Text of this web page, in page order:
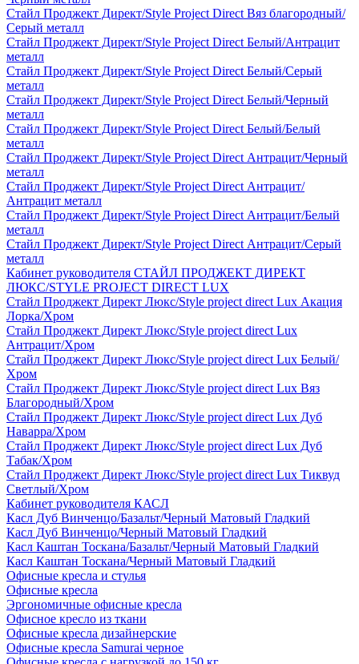
Стайл Проджект Директ/Style Project Direct Вяз благородный/
Серый металл
Стайл Проджект Директ/Style Project Direct Белый/Антрацит
металл
Стайл Проджект Директ/Style Project Direct Белый/Серый
металл
Стайл Проджект Директ/Style Project Direct Белый/Черный
металл
Стайл Проджект Директ/Style Project Direct Белый/Белый
металл
Стайл Проджект Директ/Style Project Direct Антрацит/Черный
металл
Стайл Проджект Директ/Style Project Direct Антрацит/
Антрацит металл
Стайл Проджект Директ/Style Project Direct Антрацит/Белый
металл
Стайл Проджект Директ/Style Project Direct Антрацит/Серый
металл
Кабинет руководителя СТАЙЛ ПРОДЖЕКТ ДИРЕКТ
ЛЮКС/STYLE PROJECT DIRECT LUX
Стайл Проджект Директ Люкс/Style project direct Lux Акация
Лорка/Хром
Стайл Проджект Директ Люкс/Style project direct Lux
Антрацит/Хром
Стайл Проджект Директ Люкс/Style project direct Lux Белый/
Хром
Стайл Проджект Директ Люкс/Style project direct Lux Вяз
Благородный/Хром
Стайл Проджект Директ Люкс/Style project direct Lux Дуб
Наварра/Хром
Стайл Проджект Директ Люкс/Style project direct Lux Дуб
Табак/Хром
Стайл Проджект Директ Люкс/Style project direct Lux Тиквуд
Светлый/Хром
Кабинет руководителя КАСЛ
Касл Дуб Винченцо/Базальт/Черный Матовый Гладкий
Касл Дуб Винченцо/Черный Матовый Гладкий
Касл Каштан Тоскана/Базальт/Черный Матовый Гладкий
Касл Каштан Тоскана/Черный Матовый Гладкий
Офисные кресла и стулья
Офисные кресла
Эргономичные офисные кресла
Офисное кресло из ткани
Офисные кресла дизайнерские
Офисные кресла Samurai черное